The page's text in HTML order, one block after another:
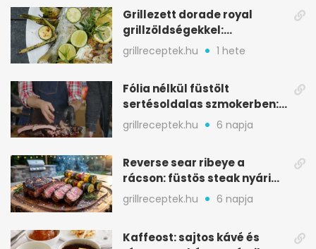
Grillezett dorade royal
grillzöldségekkel:
mediterrán ízek a rostélyról
grillreceptek.hu 1 hete
Fólia nélkül füstölt
sertésoldalas szmokerben:
ropogós bark, 6 óra
grillreceptek.hu 6 napja
Reverse sear ribeye a
rácson: füstös steak nyári
tökkebabbal
grillreceptek.hu 6 napja
Kaffeost: sajtos kávé és